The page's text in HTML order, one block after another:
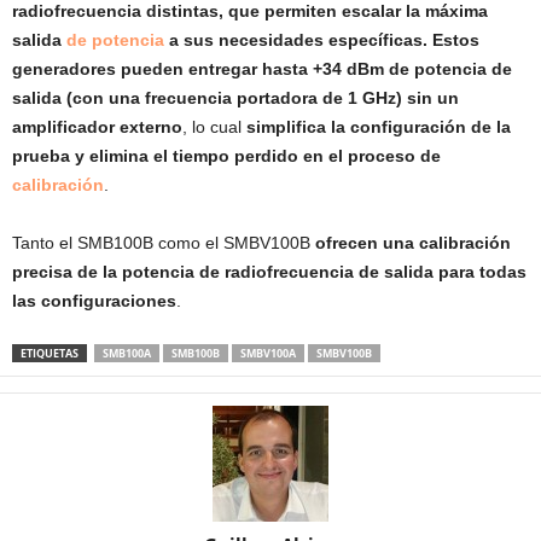
radiofrecuencia distintas, que permiten escalar la máxima
salida de potencia a sus necesidades específicas. Estos
generadores pueden entregar hasta +34 dBm de potencia de
salida (con una frecuencia portadora de 1 GHz) sin un
amplificador externo , lo cual simplifica la configuración de la
prueba y elimina el tiempo perdido en el proceso de
calibración
Tanto el SMB100B como el SMBV100B ofrecen una calibración
precisa de la potencia de radiofrecuencia de salida para todas
las configuraciones
ETIQUETAS SMB100A SMB100B SMBV100A SMBV100B